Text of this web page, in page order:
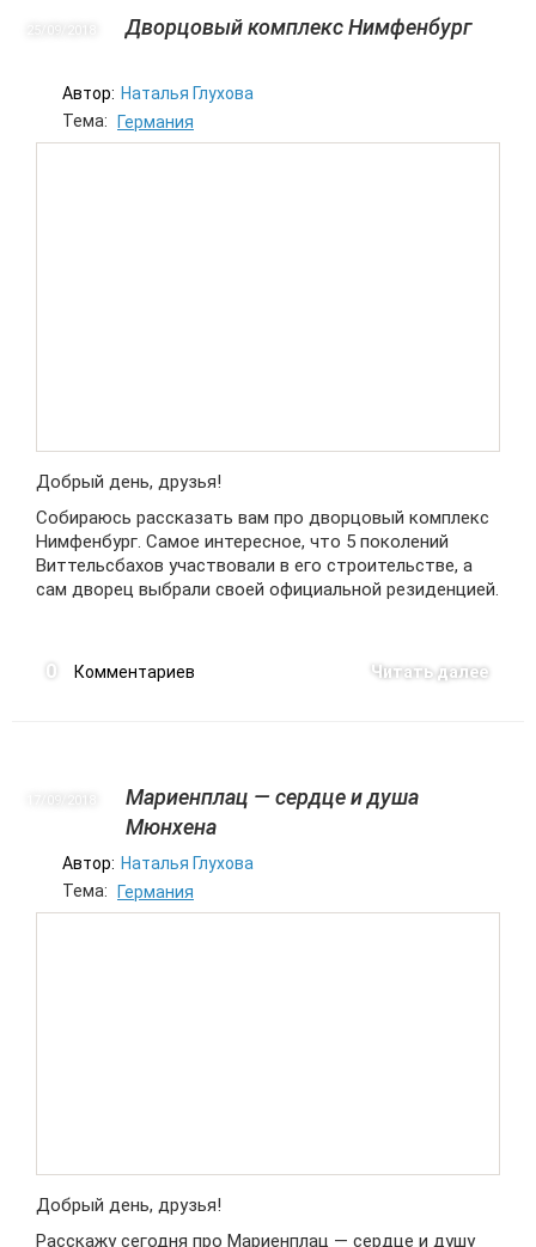
Дворцовый комплекс Нимфенбург
Автор: Наталья Глухова
Тема:
Германия
Добрый день, друзья!
Собираюсь рассказать вам про дворцовый комплекс
Нимфенбург. Самое интересное, что 5 поколений
Виттельсбахов участвовали в его строительстве, а
сам дворец выбрали своей официальной резиденцией.
0 Комментариев Читать далее
Мариенплац — сердце и душа
Мюнхена
Автор: Наталья Глухова
Тема:
Германия
Добрый день, друзья!
Расскажу сегодня про Мариенплац — сердце и душу